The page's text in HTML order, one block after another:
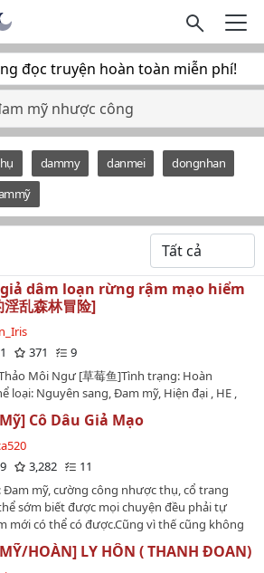
đọc truyện hoàn toàn miễn phí!
mỹ nhược công
dammy danmei
dongnhan
dâm loạn rừng rậm mạo hiểm
淫乱森林冒险]
371
9
Môi Ngư [草莓鱼]Tình trạng: Hoàn
loại: Nguyên sang, Đam mỹ, Hiện đại , HE ,
, H văn , Thần tiên yêu quái , Chủ công ,
, Nhược công , Mỹ côngNguyên sang /
/ cao H / chính kịch / nhược công cường thụ
nhiệt huyết vì để chứng minh bản thân đã
biết, khu rừng này thế nhưng......⚠️1.
x các loại quái vật bot2. Công bị các loại
phản công, 🕊️ không khiết…
Cô Dâu Giả Mạo
3,282
11
Đam mỹ, cường công nhược thụ, cổ trang
sớm biết được mọi chuyện đều phải tự
mới có thể có được.Cũng vì thế cũng không
tại sao tiểu thư lại đối xử với y tốt như thế, là
bình thường.Nhưng nếu bình thường thì
HOÀN] LY HÔN ( THANH ĐOAN)